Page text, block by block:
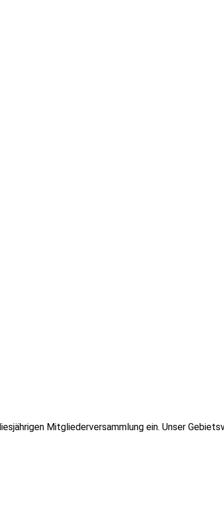
Mitgliederversammlung ein. Unser